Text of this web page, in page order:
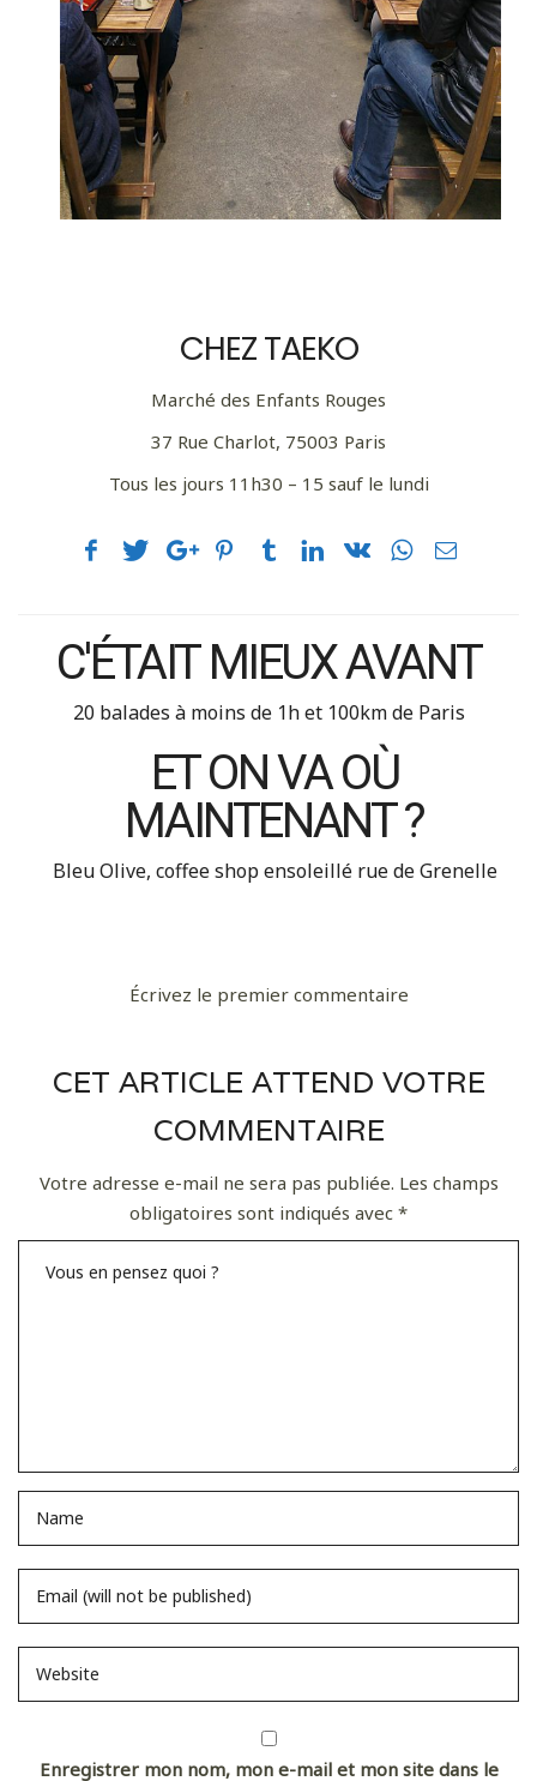
CHEZ TAEKO
Marché des Enfants Rouges
37 Rue Charlot, 75003 Paris
Tous les jours 11h30 – 15 sauf le lundi
C'ÉTAIT MIEUX AVANT
20 balades à moins de 1h et 100km de Paris
ET ON VA OÙ
MAINTENANT ?
Bleu Olive, coffee shop ensoleillé rue de Grenelle
Écrivez le premier commentaire
CET ARTICLE ATTEND VOTRE
COMMENTAIRE
Votre adresse e-mail ne sera pas publiée. Les champs
obligatoires sont indiqués avec *
Enregistrer mon nom, mon e-mail et mon site dans le